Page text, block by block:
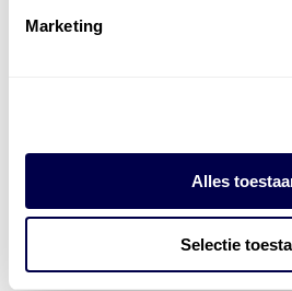
Marketing
Alles
Selectie
tankstationsen
laadpassen
Den Hartog tank- en